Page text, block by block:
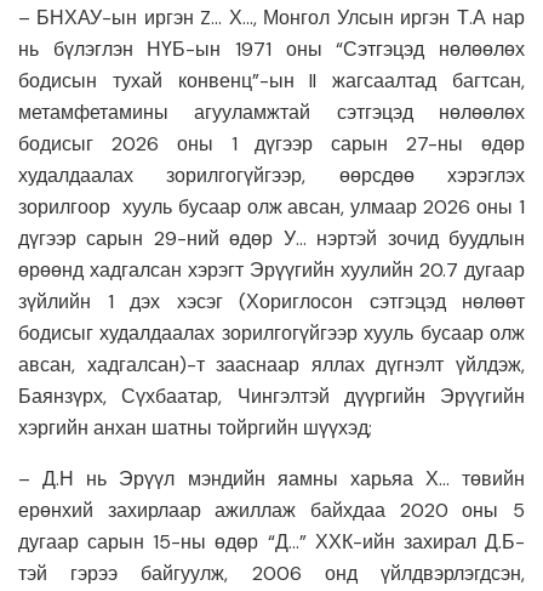
– БНХАУ-ын иргэн Z… Х…, Монгол Улсын иргэн Т.А нар
нь бүлэглэн НҮБ-ын 1971 оны “Сэтгэцэд нөлөөлөх
бодисын тухай конвенц”-ын II жагсаалтад багтсан,
метамфетамины агууламжтай сэтгэцэд нөлөөлөх
бодисыг 2026 оны 1 дүгээр сарын 27-ны өдөр
худалдаалах зорилгогүйгээр, өөрсдөө хэрэглэх
зорилгоор хууль бусаар олж авсан, улмаар 2026 оны 1
дүгээр сарын 29-ний өдөр У… нэртэй зочид буудлын
өрөөнд хадгалсан хэрэгт Эрүүгийн хуулийн 20.7 дугаар
зүйлийн 1 дэх хэсэг (Хориглосон сэтгэцэд нөлөөт
бодисыг худалдаалах зорилгогүйгээр хууль бусаар олж
авсан, хадгалсан)-т зааснаар яллах дүгнэлт үйлдэж,
Баянзүрх, Сүхбаатар, Чингэлтэй дүүргийн Эрүүгийн
хэргийн анхан шатны тойргийн шүүхэд;
– Д.Н нь Эрүүл мэндийн яамны харьяа Х… төвийн
ерөнхий захирлаар ажиллаж байхдаа 2020 оны 5
дугаар сарын 15-ны өдөр “Д…” ХХК-ийн захирал Д.Б-
тэй гэрээ байгуулж, 2006 онд үйлдвэрлэгдсэн,